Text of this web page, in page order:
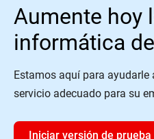
Aumente hoy
informática
Estamos aquí para ayudarle
servicio adecuado para su
Iniciar versión de prueba